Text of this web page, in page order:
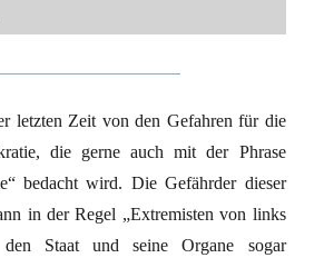
letzten Zeit von den Gefahren für die
die gerne auch mit der Phrase
bedacht wird. Die Gefährder dieser
in der Regel „Extremisten von links
Staat und seine Organe sogar